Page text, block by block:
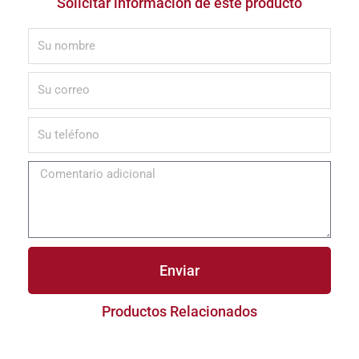
Enviar
Productos Relacionados